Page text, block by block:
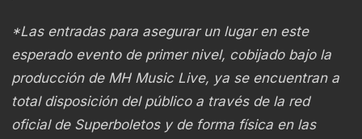
*Las entradas para asegurar un lugar en este
esperado evento de primer nivel, cobijado bajo la
producción de MH Music Live, ya se encuentran a
total disposición del público a través de la red
oficial de Superboletos y de forma física en las